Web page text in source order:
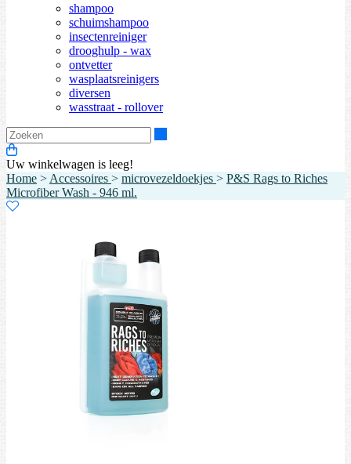
shampoo
schuimshampoo
insectenreiniger
drooghulp - wax
ontvetter
wasplaatsreinigers
diversen
wasstraat - rollover
Uw winkelwagen is leeg!
Home > Accessoires > microvezeldoekjes > P&S Rags to Riches
Microfiber Wash - 946 ml.